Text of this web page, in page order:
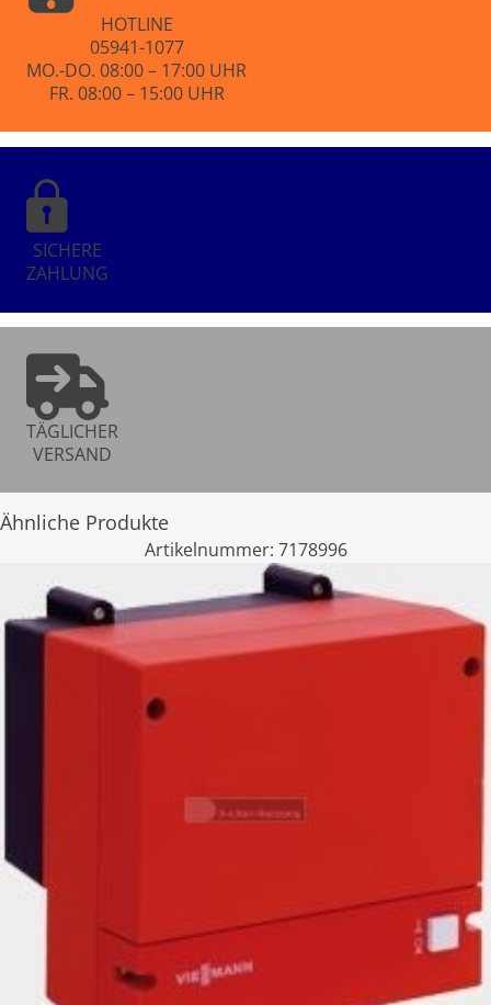
HOTLINE
05941-1077
MO.-DO. 08:00 – 17:00 UHR
FR. 08:00 – 15:00 UHR
SICHERE
ZAHLUNG
TÄGLICHER
VERSAND
Ähnliche Produkte
Artikelnummer: 7178996